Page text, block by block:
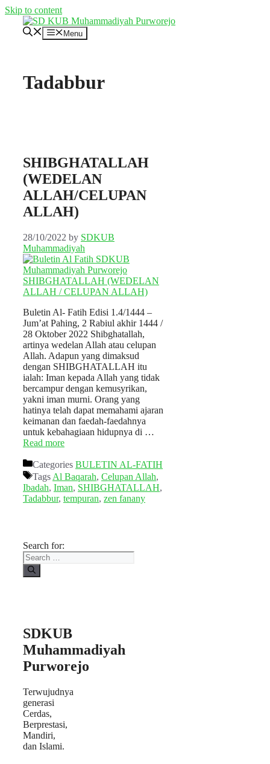
Skip to content
Menu
Tadabbur
SHIBGHATALLAH
(WEDELAN
ALLAH/CELUPAN
ALLAH)
28/10/2022 by SDKUB
Muhammadiyah
Buletin Al- Fatih Edisi 1.4/1444 –
Jum’at Pahing, 2 Rabiul akhir 1444 /
28 Oktober 2022 Shibghatallah,
artinya wedelan Allah atau celupan
Allah. Adapun yang dimaksud
dengan SHIBGHATALLAH itu
ialah: Iman kepada Allah yang tidak
bercampur dengan kemusyrikan,
yakni iman murni. Orang yang
hatinya telah dapat memahami ajaran
keimanan dan faedah-faedahnya
untuk kebahagiaan hidupnya di …
Read more
Categories BULETIN AL-FATIH
Tags Al Baqarah, Celupan Allah,
Ibadah, Iman, SHIBGHATALLAH,
Tadabbur, tempuran, zen fanany
Search for:
SDKUB
Muhammadiyah
Purworejo
Terwujudnya
generasi
Cerdas,
Berprestasi,
Mandiri,
dan Islami.